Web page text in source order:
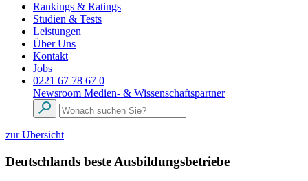
Rankings & Ratings
Studien & Tests
Leistungen
Über Uns
Kontakt
Jobs
0221 67 78 67 0
Newsroom Medien- & Wissenschaftspartner
zur Übersicht
Deutschlands beste Ausbildungsbetriebe